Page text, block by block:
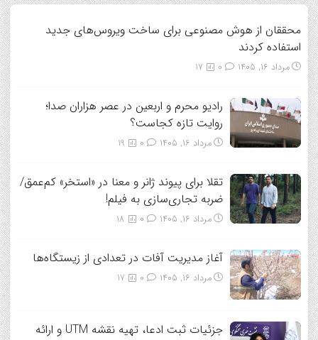
محققان از هوش مصنوعی برای ساخت ویروس‌های جدید
استفاده کردند
مرداد ۱۶, ۱۴۰۵ 17
رادیو محرم و اربعین در عصر هزاران صدا؛
روایت تازه کجاست؟
مرداد ۱۶, ۱۴۰۵ 19
تقلا برای پیوند ژانر و معنا در «استخر» کم‌عمق/
ضربه تجاری‌سازی به فیلم!
مرداد ۱۶, ۱۴۰۵ 18
آغاز مدیریت آفات در تعدادی از زیستگاه‌ها
مرداد ۱۶, ۱۴۰۵ 17
جزئیات ثبت ادعا، تهیه نقشه UTM و ارائه